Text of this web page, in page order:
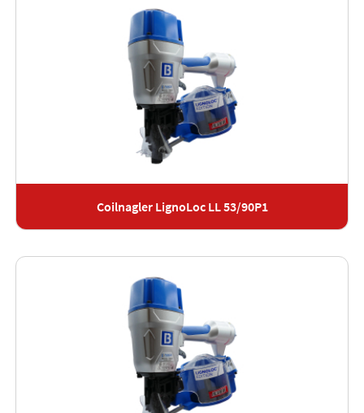
Coilnagler LignoLoc LL 53/90P1